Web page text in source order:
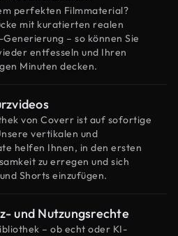
perfekten Filmmaterial?
mit kuratierten realen
– so können Sie
entfesseln und Ihren
Minuten decken.
von Coverr ist auf sofortige
vertikalen und
helfen Ihnen, in den ersten
zu erregen und sich
Shorts einzufügen.
und Nutzungsrechte
– ob echt oder KI-